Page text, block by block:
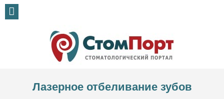
Лазерное отбеливание зубов